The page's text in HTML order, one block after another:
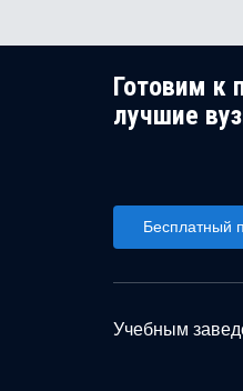
Готовим к
лучшие
Бесплатный
Учебным